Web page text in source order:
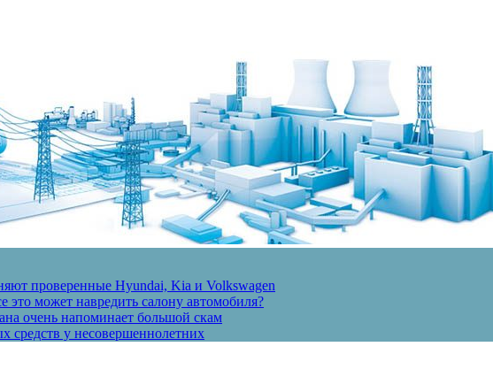
проверенные Hyundai, Kia и Volkswagen
может навредить салону автомобиля?
очень напоминает большой скам
средств у несовершеннолетних